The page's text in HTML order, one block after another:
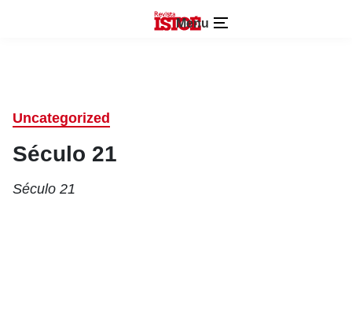
Menu
Uncategorized
Século 21
Século 21